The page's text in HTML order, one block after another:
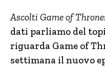
Ascolti Game of
dati parliamo del
riguarda Game of
settimana il nuovo